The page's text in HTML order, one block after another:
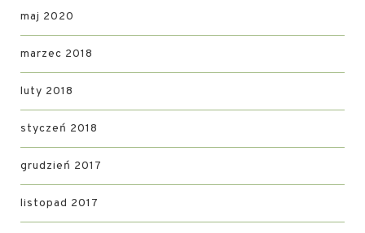
maj 2020
marzec 2018
luty 2018
styczeń 2018
grudzień 2017
listopad 2017